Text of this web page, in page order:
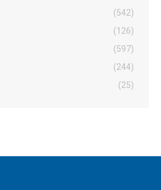
(542)
(126)
(597)
(244)
(25)